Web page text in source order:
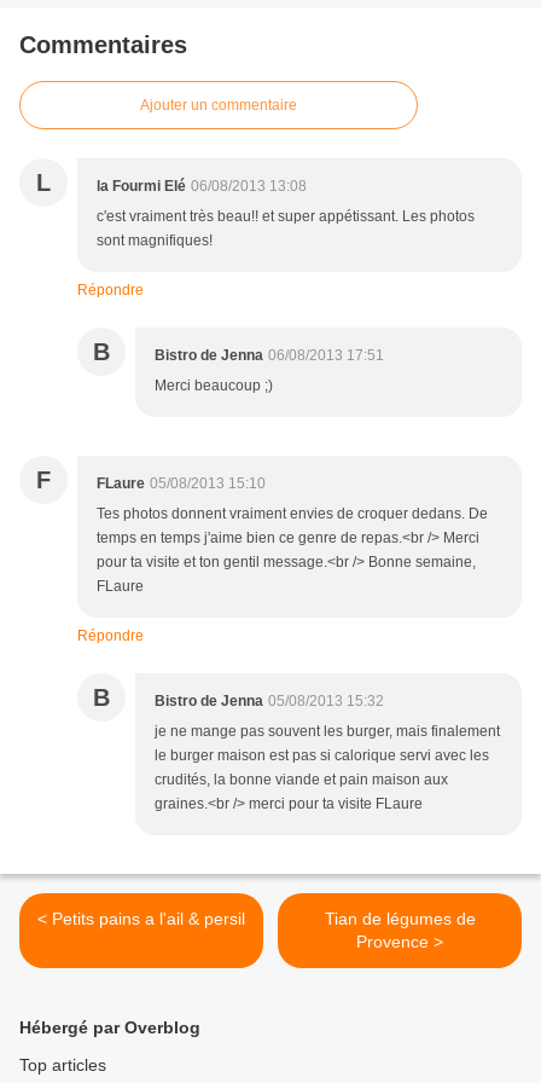
Commentaires
Ajouter un commentaire
L la Fourmi Elé 06/08/2013 13:08
c'est vraiment très beau!! et super appétissant. Les photos
sont magnifiques!
Répondre
B Bistro de Jenna 06/08/2013 17:51
Merci beaucoup ;)
F FLaure 05/08/2013 15:10
Tes photos donnent vraiment envies de croquer dedans. De
temps en temps j'aime bien ce genre de repas.<br /> Merci
pour ta visite et ton gentil message.<br /> Bonne semaine,
FLaure
Répondre
B Bistro de Jenna 05/08/2013 15:32
je ne mange pas souvent les burger, mais finalement
le burger maison est pas si calorique servi avec les
crudités, la bonne viande et pain maison aux
graines.<br /> merci pour ta visite FLaure
< Petits pains a l'ail & persil
Tian de légumes de
Provence >
Hébergé par Overblog
Top articles